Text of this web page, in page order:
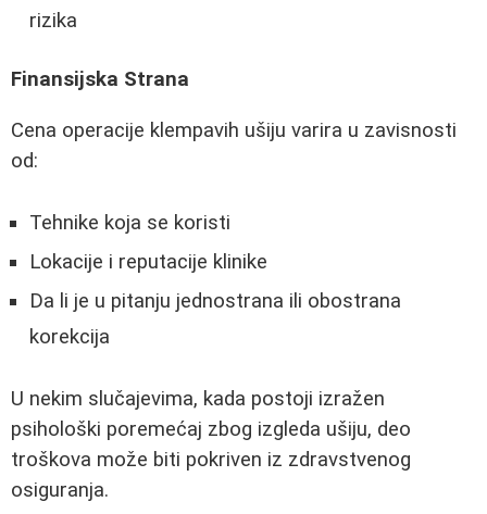
rizika
Finansijska Strana
Cena operacije klempavih ušiju varira u zavisnosti
od:
Tehnike koja se koristi
Lokacije i reputacije klinike
Da li je u pitanju jednostrana ili obostrana
korekcija
U nekim slučajevima, kada postoji izražen
psihološki poremećaj zbog izgleda ušiju, deo
troškova može biti pokriven iz zdravstvenog
osiguranja.